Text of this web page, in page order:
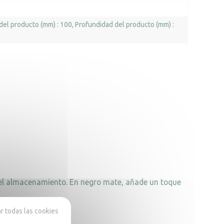
producto (mm) : 100 Profundidad del producto (mm) :
almacenamiento. En negro mate, añade un toque
todas las cookies